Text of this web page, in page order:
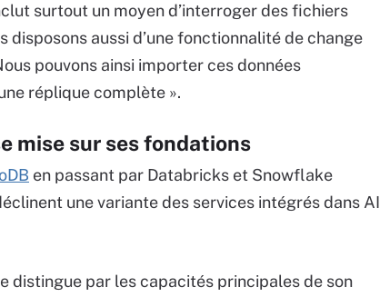
surtout un moyen d’interroger des fichiers
disposons aussi d’une fonctionnalité de change
pouvons ainsi importer ces données
réplique complète ».
mise sur ses fondations
en passant par Databricks et Snowflake
une variante des services intégrés dans AI
distingue par les capacités principales de son